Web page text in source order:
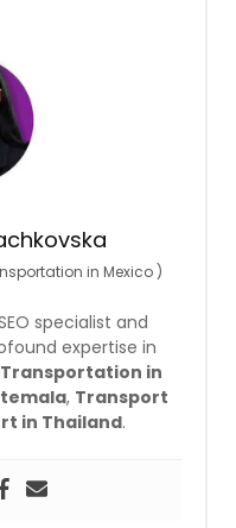
in Mexico )
specialist and
expertise in
Transportation in
, Transport
in Thailand.